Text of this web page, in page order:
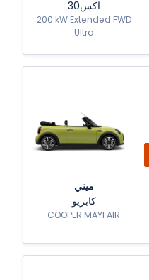
اكس30
200 kW Extended FWD
Ultra
ميني
كابريو
COOPER MAYFAIR